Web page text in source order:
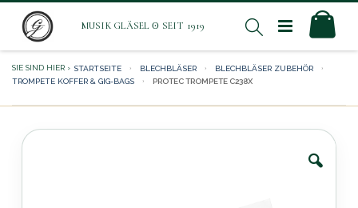
Direkt
zum
Suche
STARTSEITE BLECHBLÄSER
BLECHBLÄSER ZUBEHÖR
TROMPETE KOFFER & GIG-BAGS
PROTEC TROMPETE C238X